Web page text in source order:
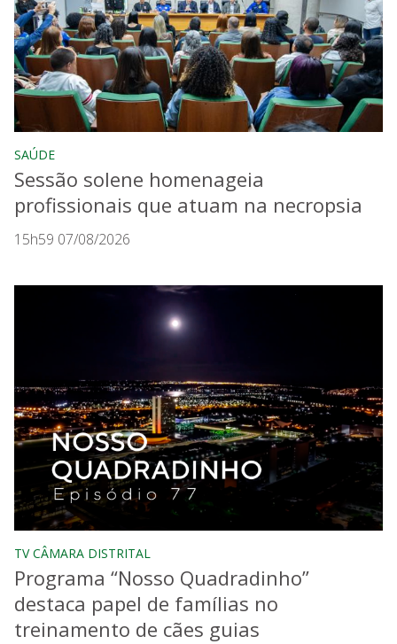
SAÚDE
Sessão solene homenageia
profissionais que atuam na necropsia
15h59 07/08/2026
TV CÂMARA DISTRITAL
Programa “Nosso Quadradinho”
destaca papel de famílias no
treinamento de cães guias